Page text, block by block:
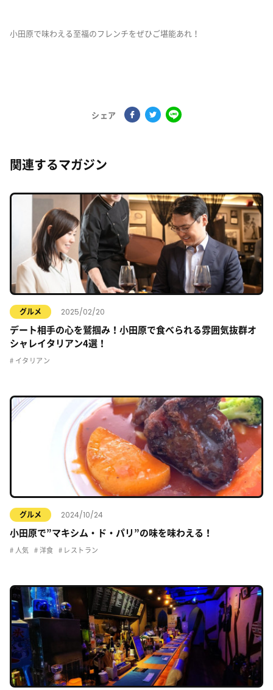
小田原で味わえる至福のフレンチをぜひご堪能あれ！
シェア
関連するマガジン
グルメ 2025/02/20
デート相手の心を鷲掴み！小田原で食べられる雰囲気抜群オ
シャレイタリアン4選！
イタリアン
グルメ 2024/10/24
小田原で”マキシム・ド・パリ”の味を味わえる！
人気 洋食 レストラン